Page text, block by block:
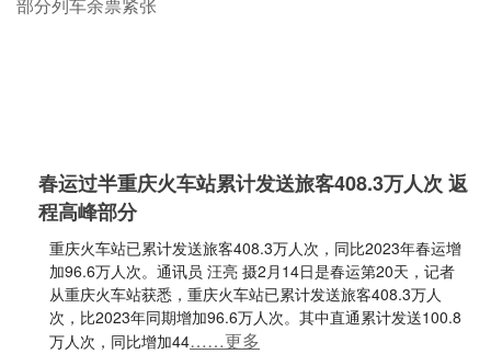
春运过半重庆火车站累计发送旅客408.3万人次 返
程高峰部分
重庆火车站已累计发送旅客408.3万人次，同比2023年春运增
加96.6万人次。通讯员 汪亮 摄2月14日是春运第20天，记者
从重庆火车站获悉，重庆火车站已累计发送旅客408.3万人
次，比2023年同期增加96.6万人次。其中直通累计发送100.8
万人次，同比增加44……更多